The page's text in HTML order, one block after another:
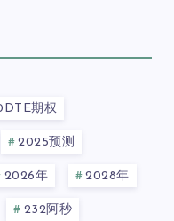
期权
2025预测
2026年 2028年
232阿秒